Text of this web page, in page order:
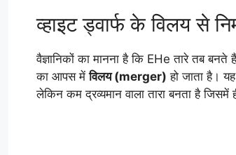
व्हाइट ड्वार्फ के विलय से
वैज्ञानिकों का मानना है कि EHe तारे तब
का आपस मेंविलय (merger) हो जाता है।
लेकिन कम द्रव्यमान वाला तारा बनता है जिसमें